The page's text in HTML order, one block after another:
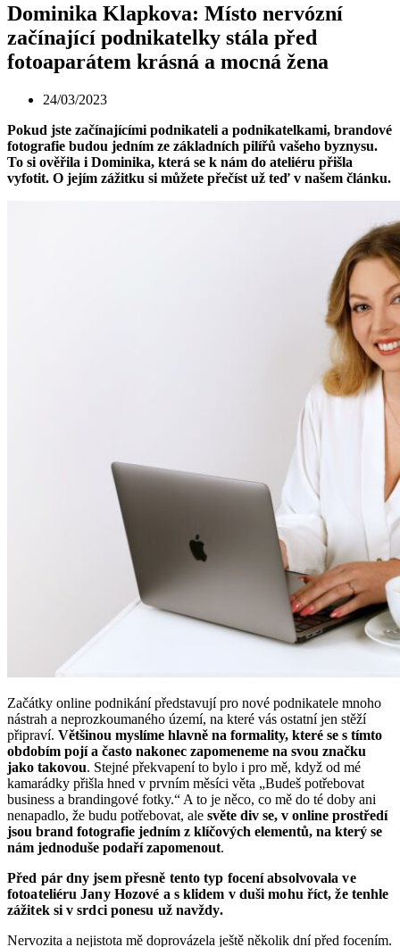
Dominika Klapkova: Místo nervózní
začínající podnikatelky stála před
fotoaparátem krásná a mocná žena
24/03/2023
Pokud jste začínajícími podnikateli a podnikatelkami, brandové
fotografie budou jedním ze základních pilířů vašeho byznysu.
To si ověřila i Dominika, která se k nám do ateliéru přišla
vyfotit. O jejím zážitku si můžete přečíst už teď v našem článku.
Začátky online podnikání představují pro nové podnikatele mnoho
nástrah a neprozkoumaného území, na které vás ostatní jen stěží
připraví. Většinou myslíme hlavně na formality, které se s tímto
obdobím pojí a často nakonec zapomeneme na svou značku
jako takovou. Stejné překvapení to bylo i pro mě, když od mé
kamarádky přišla hned v prvním měsíci věta „Budeš potřebovat
business a brandingové fotky.“ A to je něco, co mě do té doby ani
nenapadlo, že budu potřebovat, ale světe div se, v online prostředí
jsou brand fotografie jedním z klíčových elementů, na který se
nám jednoduše podaří zapomenout.
Před pár dny jsem přesně tento typ focení absolvovala ve
fotoateliéru Jany Hozové a s klidem v duši mohu říct, že tenhle
zážitek si v srdci ponesu už navždy.
Nervozita a nejistota mě doprovázela ještě několik dní před focením.